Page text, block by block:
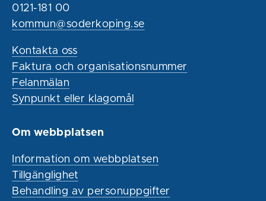
0121-181 00
kommun@soderkoping.se
Kontakta oss
Faktura och organisationsnummer
Felanmälan
Synpunkt eller klagomål
Om webbplatsen
Information om webbplatsen
Tillgänglighet
Behandling av personuppgifter